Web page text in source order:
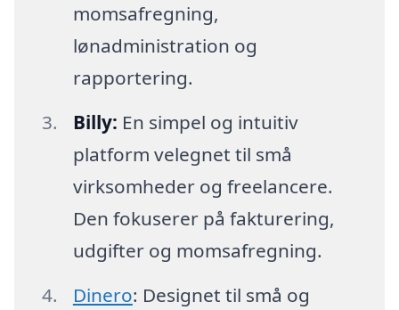
momsafregning,
lønadministration og
rapportering.
Billy: En simpel og intuitiv
platform velegnet til små
virksomheder og freelancere.
Den fokuserer på fakturering,
udgifter og momsafregning.
Dinero: Designet til små og